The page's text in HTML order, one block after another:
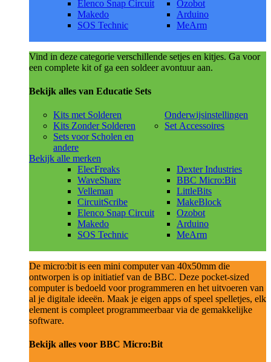
Elenco Snap Circuit
Makedo
SOS Technic
Ozobot
Arduino
MeArm
Vind in deze categorie verschillende setjes en kitjes. Ga voor
een complete kit of ga een soldeer avontuur aan.
Bekijk alles van Educatie Sets
Kits met Solderen
Kits Zonder Solderen
Sets voor Scholen en
andere
Onderwijsinstellingen
Set Accessoires
Bekijk alle merken
ElecFreaks
WaveShare
Velleman
CircuitScribe
Elenco Snap Circuit
Makedo
SOS Technic
Dexter Industries
BBC Micro:Bit
LittleBits
MakeBlock
Ozobot
Arduino
MeArm
De micro:bit is een mini computer van 40x50mm die
ontworpen is op initiatief van de BBC. Deze pocket-sized
computer is bedoeld voor programmeren en het uitvoeren van
al je digitale ideeën. Maak je eigen apps of speel spelletjes, elk
element is compleet programmeerbaar via de gemakkelijke
software.
Bekijk alles voor BBC Micro:Bit